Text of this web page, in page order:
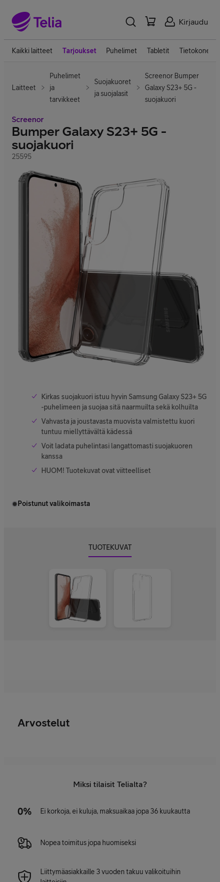
Kirjaudu
Kaikki laitteet Tarjoukset Puhelimet Tabletit Tietokoneet
Laitteet
Puhelimet
ja
tarvikkeet
Suojakuoret
ja suojalasit
Screenor Bumper
Galaxy S23+ 5G -
suojakuori
Screenor
Bumper Galaxy S23+ 5G -
suojakuori
25595
Kirkas suojakuori istuu hyvin Samsung Galaxy S23+ 5G
-puhelimeen ja suojaa sitä naarmuilta sekä kolhuilta
Vahvasta ja joustavasta muovista valmistettu kuori
tuntuu miellyttävältä kädessä
Voit ladata puhelintasi langattomasti suojakuoren
kanssa
HUOM! Tuotekuvat ovat viitteelliset
Poistunut valikoimasta
TUOTEKUVAT
Arvostelut
Miksi tilaisit Telialta?
Ei korkoja, ei kuluja, maksuaikaa jopa 36 kuukautta
Nopea toimitus jopa huomiseksi
Liittymäasiakkaille 3 vuoden takuu valikoituihin